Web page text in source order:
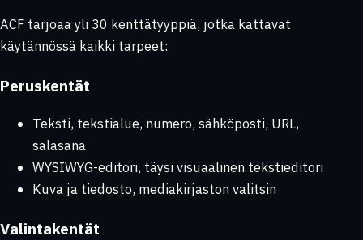
ACF tarjoaa yli 30 kenttätyyppiä, jotka kattavat
käytännössä kaikki tarpeet:
Peruskentät
Teksti, tekstialue, numero, sähköposti, URL,
salasana
WYSIWYG-editori, täysi visuaalinen tekstieditori
Kuva ja tiedosto, mediakirjaston valitsin
Valintakentät